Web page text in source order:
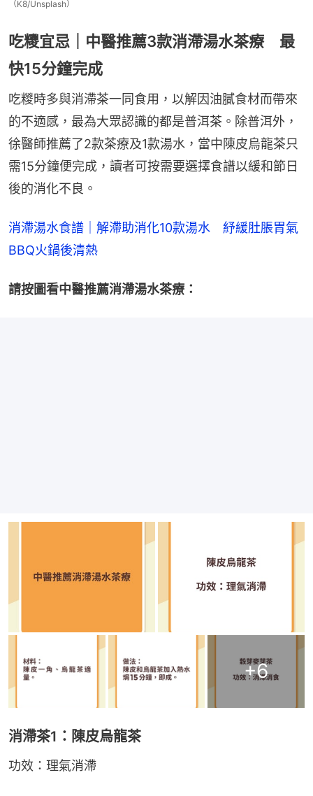
（K8/Unsplash）
吃糭宜忌｜中醫推薦3款消滯湯水茶療 最
快15分鐘完成
吃糉時多與消滯茶一同食用，以解因油膩食材而帶來
的不適感，最為大眾認識的都是普洱茶。除普洱外，
徐醫師推薦了2款茶療及1款湯水，當中陳皮烏龍茶只
需15分鐘便完成，讀者可按需要選擇食譜以緩和節日
後的消化不良。
消滯湯水食譜｜解滯助消化10款湯水　紓緩肚脹胃氣
BBQ火鍋後清熱
請按圖看中醫推薦消滯湯水茶療：
+6
消滯茶1：陳皮烏龍茶
功效：理氣消滯